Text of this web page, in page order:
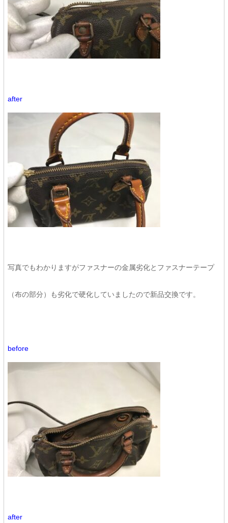
after
写真でもわかりますがファスナーの金属劣化とファスナーテープ
（布の部分）も劣化で硬化していましたので新品交換です。
before
after